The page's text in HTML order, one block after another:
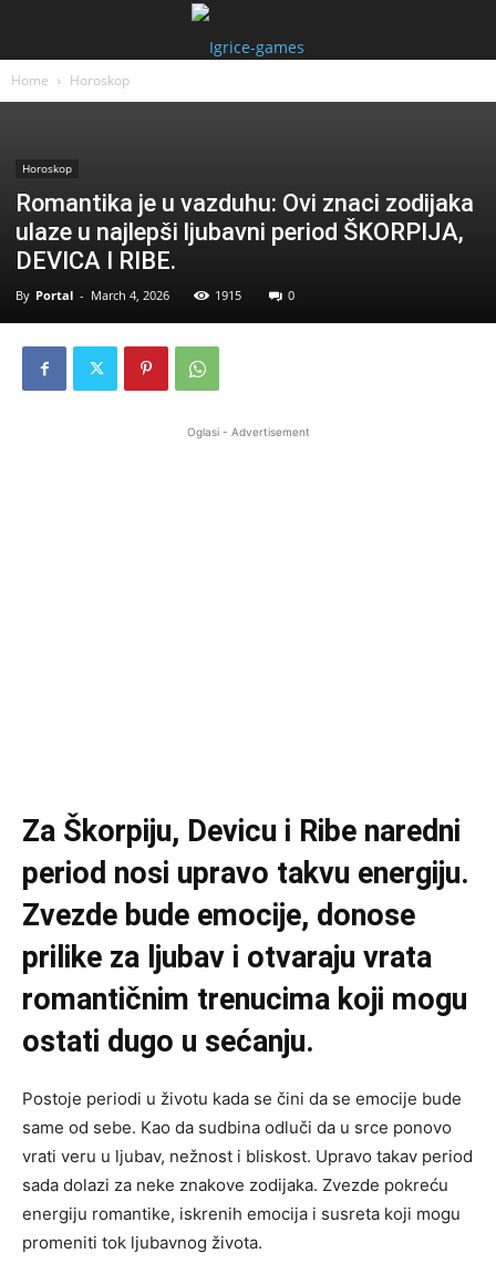
Home Horoskop
Horoskop
Romantika je u vazduhu: Ovi znaci zodijaka
ulaze u najlepši ljubavni period ŠKORPIJA,
DEVICA I RIBE.
By Portal - March 4, 2026 1915 0
Oglasi - Advertisement
Za Škorpiju, Devicu i Ribe naredni
period nosi upravo takvu energiju.
Zvezde bude emocije, donose
prilike za ljubav i otvaraju vrata
romantičnim trenucima koji mogu
ostati dugo u sećanju.
Postoje periodi u životu kada se čini da se emocije bude
same od sebe. Kao da sudbina odluči da u srce ponovo
vrati veru u ljubav, nežnost i bliskost. Upravo takav period
sada dolazi za neke znakove zodijaka. Zvezde pokreću
energiju romantike, iskrenih emocija i susreta koji mogu
promeniti tok ljubavnog života.